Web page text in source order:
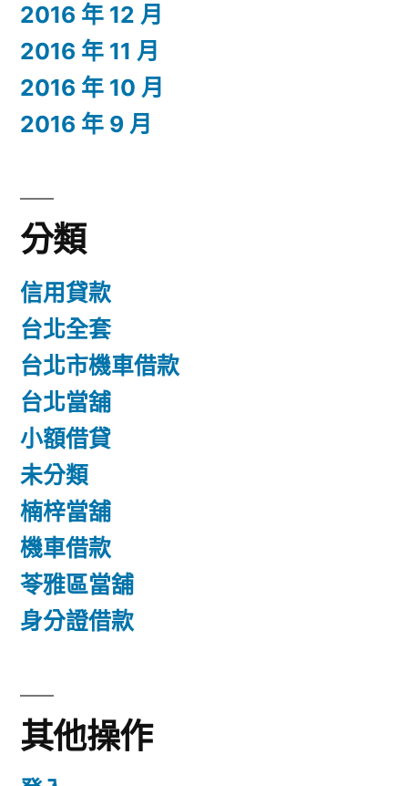
2016 年 12 月
2016 年 11 月
2016 年 10 月
2016 年 9 月
分類
信用貸款
台北全套
台北市機車借款
台北當舖
小額借貸
未分類
楠梓當舖
機車借款
苓雅區當舖
身分證借款
其他操作